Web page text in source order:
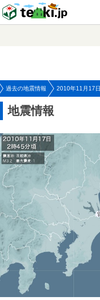
過去の地震情報 2010年11月17日
地震情報